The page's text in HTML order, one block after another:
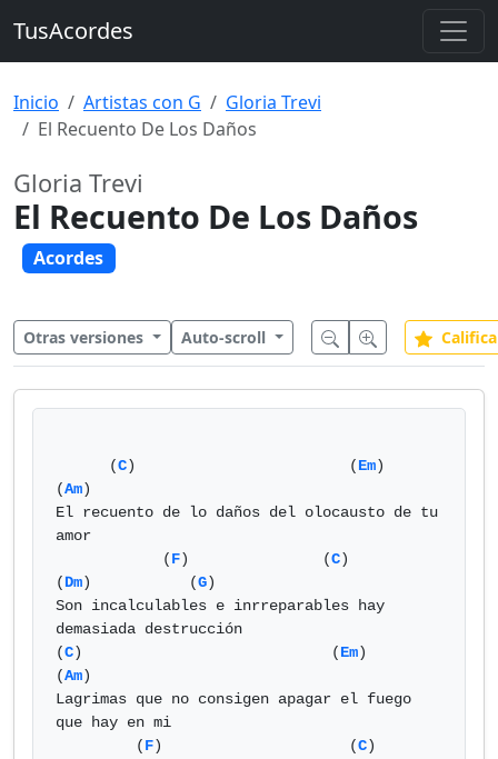
TusAcordes
Inicio Artistas con G
Gloria Trevi
El Recuento De Los Daños
Gloria Trevi
El Recuento De Los Daños
Acordes
Otras versiones Auto-scroll
      (
C)                        (Em)
(Am)
El recuento de lo daños del olocausto de tu
amor
            (
F)               (C)
(Dm)           (G)
Son incalculables e inrreparables hay
demasiada destrucción
(C)                            (Em)
(Am)
Lagrimas que no consigen apagar el fuego
que hay en mi
         (
F)                     (C)